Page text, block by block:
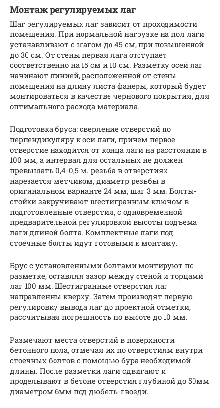
Монтаж регулируемых лаг
Шаг регулируемых лаг зависит от проходимости
помещения. При нормальной нагрузке на пол лаги
устанавливают с шагом до 45 см, при повышенной
до 30 см. От стены первая лага отступает
соответственно на 15 см и 10 см. Разметку осей лаг
начинают линией, расположенной от стены
помещения на длину листа фанеры, который будет
монтироваться в качестве чернового покрытия, для
оптимального расхода материала.
Подготовка бруса: сверление отверстий по
перпендикуляру к оси лаги, причем первое
отверстие находится от конца лаги на расстоянии в
100 мм, а интервал для остальных не должен
превышать 0,4-0,5 м. резьба в отверстиях
нарезается метчиком, диаметр резьбы в
оригинальном варианте 24 мм, шаг 3 мм. Болты-
стойки закручивают шестигранным ключом в
подготовленные отверстия, с одновременной
предварительной регулировкой высоты подъема
лаги длиной болта. Комплектные лаги под
стоечные болты идут готовыми к монтажу.
Брус с установленными болтами монтируют по
разметке, оставляя зазор между стеной и торцами
лаг 100 мм. Шестигранные отверстия лаг
направленны кверху. Затем производят первую
регулировку вывода лаг до проектной отметки,
рассчитывая погрешность по высоте до 10 мм.
Размечают места отверстий в поверхности
бетонного пола, отмечая их по отверстиям внутри
стоечных болтов с помощью бура необходимой
длины. После разметки лаги сдвигают и
проделывают в бетоне отверстия глубиной до 50мм
диаметром 6мм под дюбель-гвозди.